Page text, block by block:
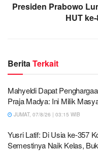
Presiden Prabowo
HUT
BeritaTerkait
Mahyeldi Dapat
Praja Madya: Ini Milik
JUMAT, 07/8/26 | 03:15 WIB
Yusri Latif: Di Usia ke-357
Semestinya Naik Kelas,